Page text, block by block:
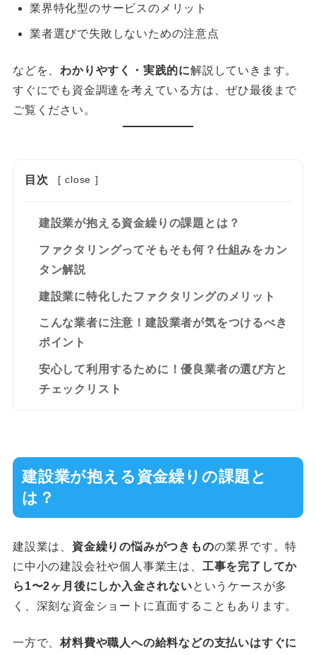
業界特化型のサービスのメリット
業者選びで失敗しないための注意点
などを、わかりやすく・実践的に解説していきます。
すぐにでも資金調達を考えている方は、ぜひ最後まで
ご覧ください。
目次 [ close ]
建設業が抱える資金繰りの課題とは？
ファクタリングってそもそも何？仕組みをカン
タン解説
建設業に特化したファクタリングのメリット
こんな業者に注意！建設業者が気をつけるべき
ポイント
安心して利用するために！優良業者の選び方と
チェックリスト
建設業が抱える資金繰りの課題と
は？
建設業は、 資金繰りの悩みがつきものの業界です。特
に中小の建設会社や個人事業主は、 工事を完了してか
ら1〜2ヶ月後にしか入金されないというケースが多
く、深刻な資金ショートに直面することもあります。
一方で、材料費や職人への給料などの支払いはすぐに